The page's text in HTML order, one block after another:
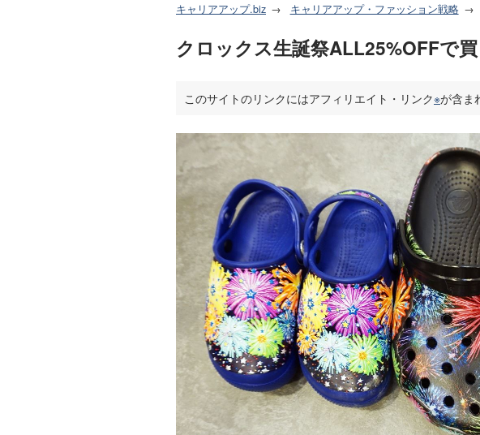
キャリアアップ.biz キャリアアップ・ファッション戦略
クロックス生誕祭ALL25%OFFで
このサイトのリンクにはアフィリエイト・リンク※が含ま